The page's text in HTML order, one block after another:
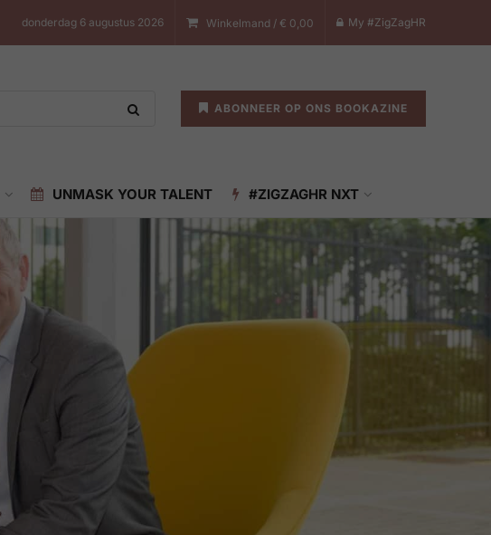
donderdag 6 augustus 2026 Winkelmand / € 0,00 My #ZigZagHR
ABONNEER OP ONS BOOKAZINE
UNMASK YOUR TALENT #ZIGZAGHR NXT